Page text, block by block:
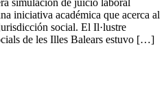
iniciativa académica que acerca al
social. El Il·lustre
de les Illes Balears estuvo […]